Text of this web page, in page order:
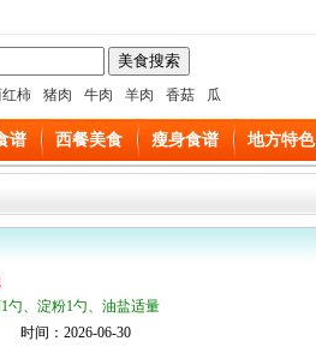
柿 猪肉 牛肉 羊肉 香菇 瓜
谱 西餐美食 瘦身食谱 地方特色
勺、淀粉1勺、油盐适量
时间：2026-06-30